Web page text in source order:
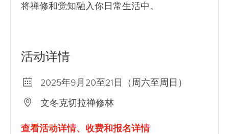
将禅修和觉知融入你日常生活中。
活动详情
2025年9月20至21日（周六至周日）
文冬克切拉禅修林
查看活动详情、收费和报名详情